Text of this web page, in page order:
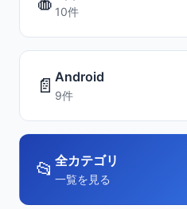
10件
📄 Android
9件
📂 全カテゴリ
一覧を見る